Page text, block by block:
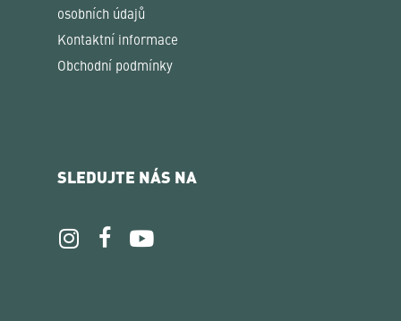
osobních údajů
Kontaktní informace
Obchodní podmínky
SLEDUJTE NÁS NA